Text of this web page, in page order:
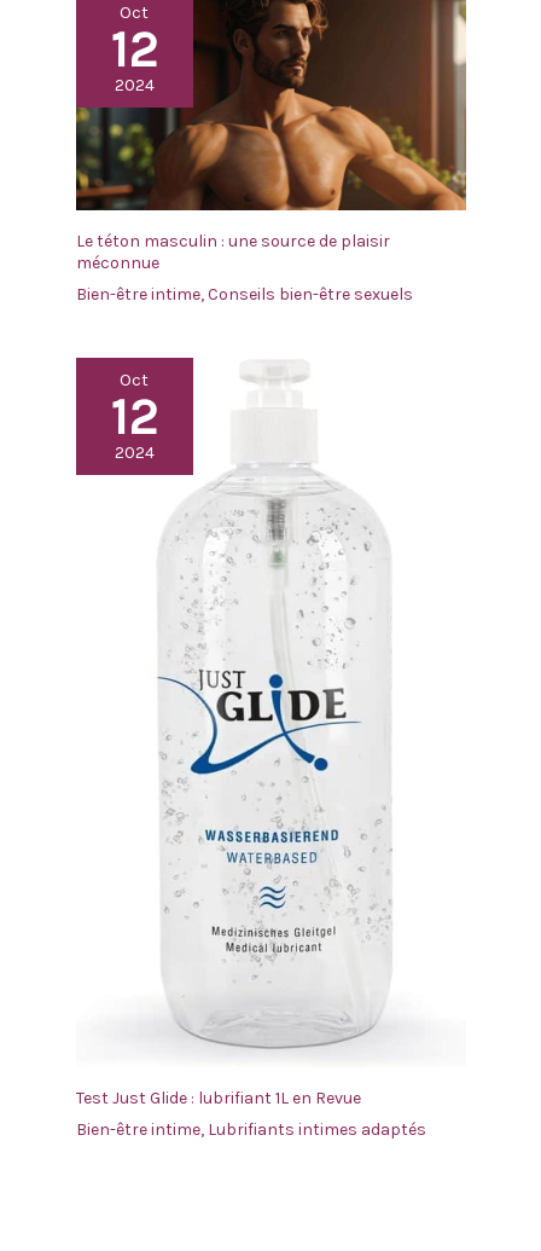
Oct
12
2024
Le téton masculin : une source de plaisir
méconnue
Bien-être intime,Conseils bien-être sexuels
Oct
12
2024
Test Just Glide : lubrifiant 1L en Revue
Bien-être intime, Lubrifiants intimes adaptés